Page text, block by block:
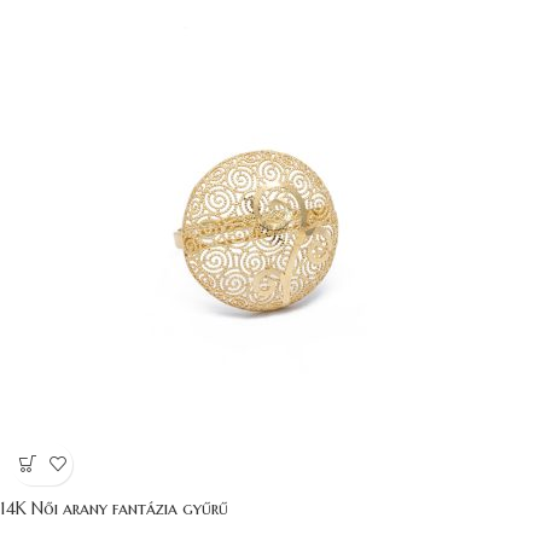
14K Női arany fantázia gyűrű